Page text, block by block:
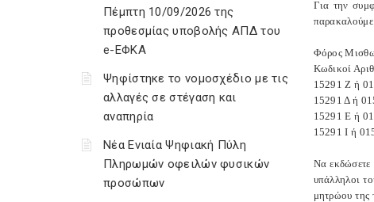
Πέμπτη 10/09/2026 της
προθεσμίας υποβολής ΑΠΔ του
e-ΕΦΚΑ
Ψηφίστηκε το νομοσχέδιο με τις
αλλαγές σε στέγαση και
αναπηρία
Νέα Ενιαία Ψηφιακή Πύλη
Πληρωμών οφειλών φυσικών
προσώπων
Για την
Φόρος
Κωδικοί
15291 Ζ ή
15291 Δ ή
15291 Ε ή
15291 Ι ή
Να εκδώσετε
υπάλληλοι
μητρώου της